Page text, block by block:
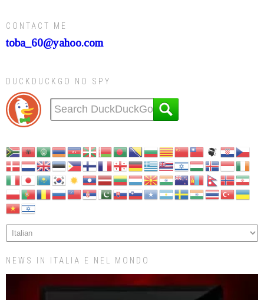
CONTACT ME
toba_60@yahoo.com
DUCKDUCKGO NO SPY
NEWS IN ITALIA E NEL MONDO